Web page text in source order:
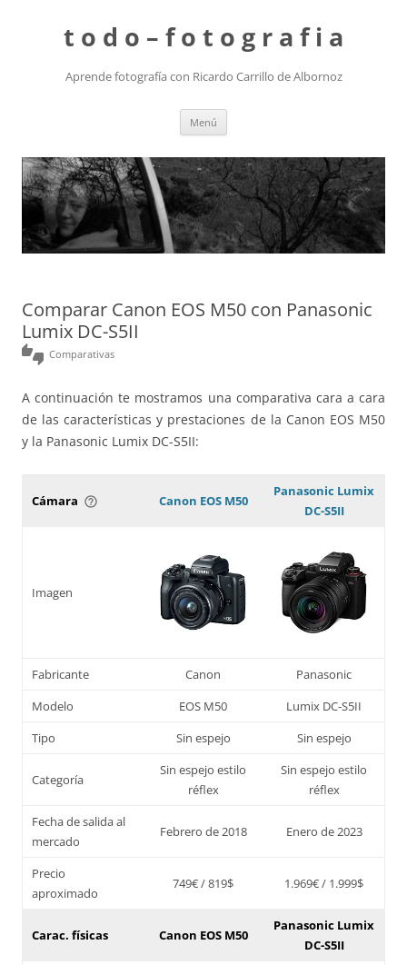
t o d o – f o t o g r a f i a
Aprende fotografía con Ricardo Carrillo de Albornoz
Menú
Comparar Canon EOS M50 con Panasonic
Lumix DC-S5II
thumbs_up_down Comparativas
A continuación te mostramos una comparativa cara a cara
de las características y prestaciones de la Canon EOS M50
y la Panasonic Lumix DC-S5II:
Cámara help_outline Canon EOS M50
Panasonic Lumix
DC-S5II
Imagen
Fabricante Canon
Panasonic
Modelo
EOS M50
Lumix DC-S5II
Tipo
Sin espejo Sin espejo
Categoría
Sin espejo estilo
réflex
Sin espejo estilo
réflex
Fecha de salida al
mercado
Febrero de 2018 Enero de 2023
Precio
aproximado
749€ / 819$ 1.969€ / 1.999$
Carac. físicas Canon EOS M50
Panasonic Lumix
DC-S5II